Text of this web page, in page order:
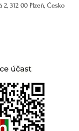
312 00 Plzeň, Česko